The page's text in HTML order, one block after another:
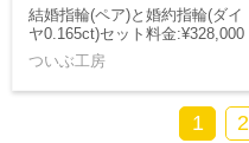
結婚指輪(ペア)と婚約指輪(ダイ
ヤ0.165ct)セット料金:¥328,000
ついぶ工房
1 2